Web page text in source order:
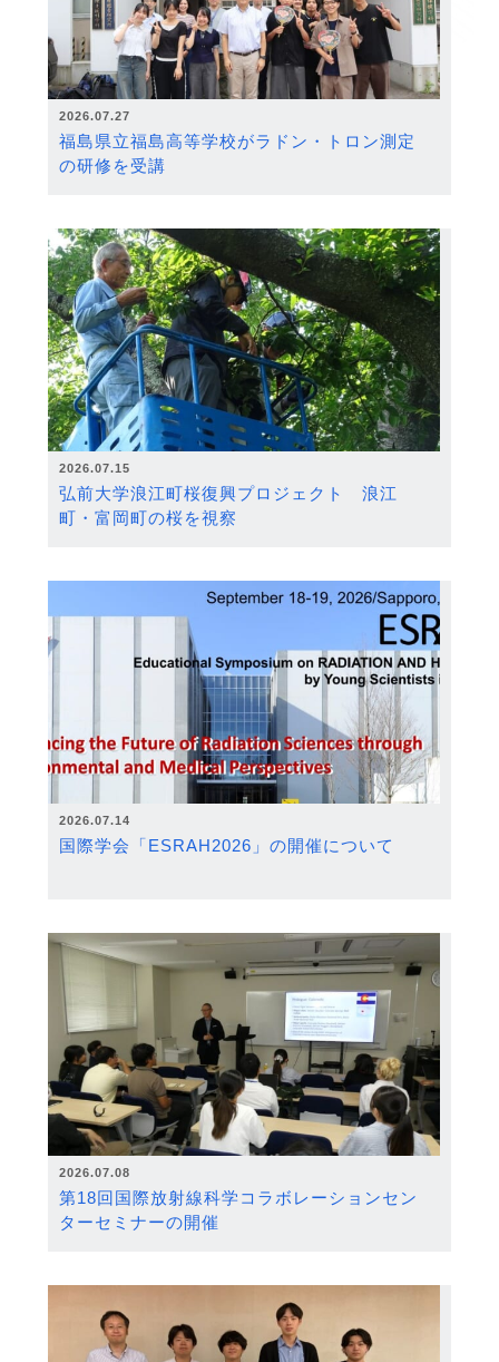
2026.07.27
福島県立福島高等学校がラドン・トロン測定
の研修を受講
2026.07.15
弘前大学浪江町桜復興プロジェクト 浪江
町・富岡町の桜を視察
2026.07.14
国際学会「ESRAH2026」の開催について
2026.07.08
第18回国際放射線科学コラボレーションセン
ターセミナーの開催